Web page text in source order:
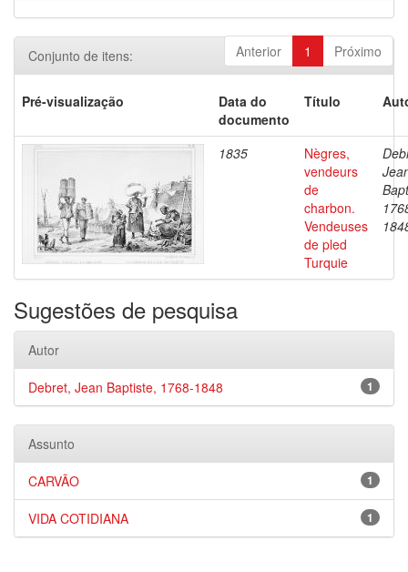
Anterior 1 Próximo
Conjunto de itens:
Pré-visualização
Data do
documento
Título
1835
Nègres,
vendeurs
de
charbon.
Vendeuses
de pled
Turquie
Sugestões de pesquisa
Autor
1
Debret, Jean Baptiste, 1768-1848
Assunto
1
CARVÃO
1
VIDA COTIDIANA